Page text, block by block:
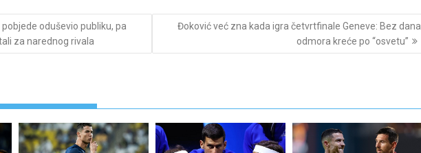
oduševio publiku, pa
za narednog rivala
Đoković već zna kada igra četvrtfinale Geneve: Bez dana
odmora kreće po “osvetu”